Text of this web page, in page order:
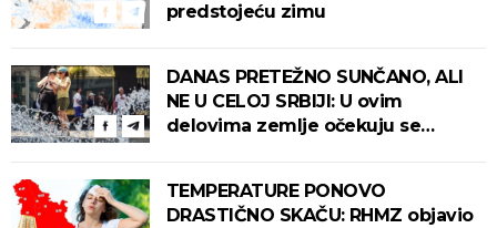
predstojeću zimu
DANAS PRETEŽNO SUNČANO, ALI
NE U CELOJ SRBIJI: U ovim
delovima zemlje očekuju se
TEMPERATURE PONOVO
DRASTIČNO SKAČU: RHMZ objavio